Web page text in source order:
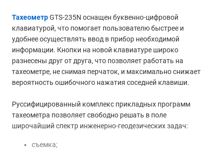
ТахеометрGTS-235N оснащен буквенно-цифровой
клавиатурой, что помогает пользователю быстрее и
удобнее осуществлять ввод в прибор необходимой
информации. Кнопки на новой клавиатуре широко
разнесены друг от друга, что позволяет работать на
тахеометре, не снимая перчаток, и максимально снижает
вероятность ошибочного нажатия соседней клавиши.
Руссифицированный комплекс прикладных программ
тахеометра позволяет свободно решать в поле
широчайший спектр инженерно-геодезических задач:
съемка;